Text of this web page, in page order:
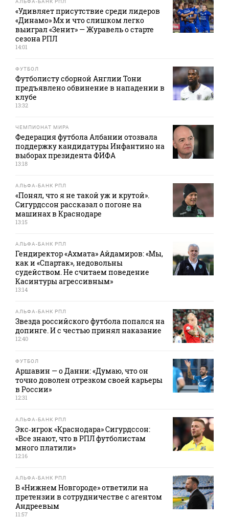
АЛЬФА-БАНК РПЛ
«Удивляет присутствие среди лидеров
«Динамо» Мх и что слишком легко
выиграл «Зенит» — Журавель о старте
сезона РПЛ
14:01
ФУТБОЛ
Футболисту сборной Англии Тони
предъявлено обвинение в нападении в
клубе
13:32
ЧЕМПИОНАТ МИРА
Федерация футбола Албании отозвала
поддержку кандидатуры Инфантино на
выборах президента ФИФА
13:18
АЛЬФА-БАНК РПЛ
«Понял, что я не такой уж и крутой».
Сигурдссон рассказал о погоне на
машинах в Краснодаре
13:15
АЛЬФА-БАНК РПЛ
Гендиректор «Ахмата» Айдамиров: «Мы,
как и «Спартак», недовольны
судейством. Не считаем поведение
Касинтуры агрессивным»
13:14
АЛЬФА-БАНК РПЛ
Звезда российского футбола попался на
допинге. И с честью принял наказание
12:40
ФУТБОЛ
Аршавин — о Данни: «Думаю, что он
точно доволен отрезком своей карьеры
в России»
12:31
АЛЬФА-БАНК РПЛ
Экс‑игрок «Краснодара» Сигурдссон:
«Все знают, что в РПЛ футболистам
много платили»
12:16
АЛЬФА-БАНК РПЛ
В «Нижнем Новгороде» ответили на
претензии в сотрудничестве с агентом
Андреевым
11:57